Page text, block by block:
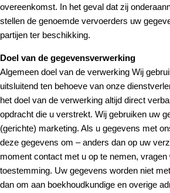
overeenkomst. In het geval dat zij
stellen de genoemde vervoerders uw
partijen ter beschikking.
Doel van de gegevensverwerking
Algemeen doel van de verwerking Wij
uitsluitend ten behoeve van onze
het doel van de verwerking altijd direct
opdracht die u verstrekt. Wij gebruiken uw
(gerichte) marketing. Als u gegevens met
deze gegevens om – anders dan op uw
moment contact met u op te nemen,
toestemming. Uw gegevens worden niet
dan om aan boekhoudkundige en overige